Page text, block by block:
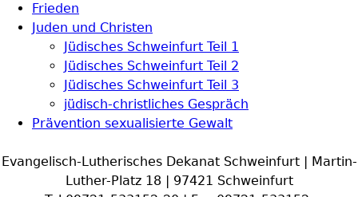
Frieden
Juden und Christen
Jüdisches Schweinfurt Teil 1
Jüdisches Schweinfurt Teil 2
Jüdisches Schweinfurt Teil 3
jüdisch-christliches Gespräch
Prävention sexualisierte Gewalt
Evangelisch-Lutherisches Dekanat Schweinfurt | Martin-
Luther-Platz 18 | 97421 Schweinfurt